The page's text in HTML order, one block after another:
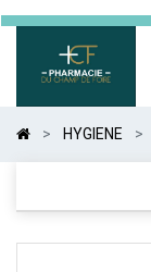
HYGIENE